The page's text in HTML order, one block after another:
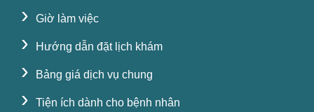
› Giờ làm việc
› Hướng dẫn đặt lịch khám
› Bảng giá dịch vụ chung
› Tiện ích dành cho bệnh nhân